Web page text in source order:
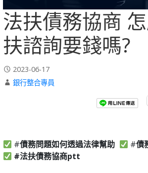
法扶債務協商
扶諮詢要錢嗎?
2023-06-17
銀行整合專員
#債務問題如何透過法律幫助 #債
#法扶債務協商ptt